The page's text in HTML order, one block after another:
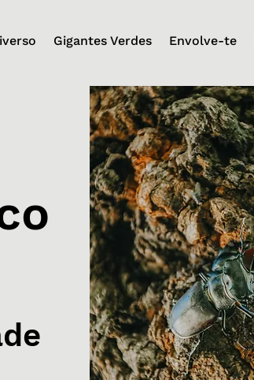
Gigantes Verdes Envolve-te